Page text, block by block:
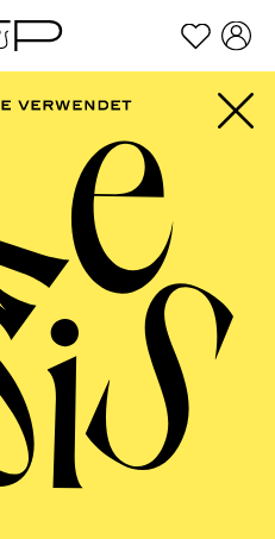
Zum Footer springen